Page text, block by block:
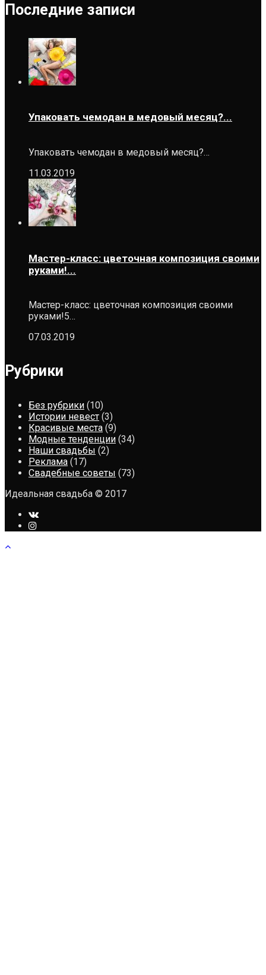
Последние записи
Упаковать чемодан в медовый месяц?...
Упаковать чемодан в медовый месяц?…
11.03.2019
Мастер-класс: цветочная композиция своими
руками!...
Мастер-класс: цветочная композиция своими
руками!5…
07.03.2019
Рубрики
Без рубрики (10)
Истории невест (3)
Красивые места (9)
Модные тенденции (34)
Наши свадьбы (2)
Реклама (17)
Свадебные советы (73)
Идеальная свадьба © 2017